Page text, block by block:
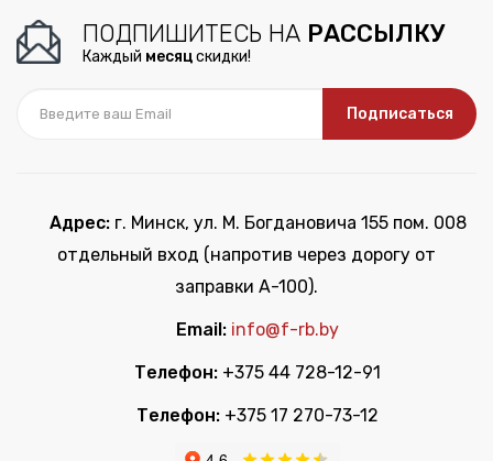
ПОДПИШИТЕСЬ НА РАССЫЛКУ
Каждый месяцскидки!
Подписаться
Адрес:г. Минск, ул. М. Богдановича 155 пом. 008
отдельный вход (напротив через дорогу от
заправки А-100).
Email: info@f-rb.by
Телефон: +375 44 728-12-91
Телефон: +375 17 270-73-12